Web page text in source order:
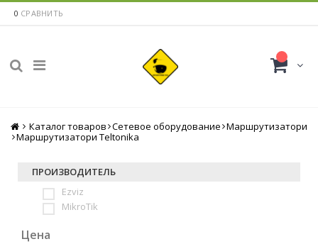
0 СРАВНИТЬ
Главная
Каталог товаров Сетевое оборудование Маршрутизатори
Маршрутизатори Teltonika
ПРОИЗВОДИТЕЛЬ
Ezviz
MikroTik
Цена